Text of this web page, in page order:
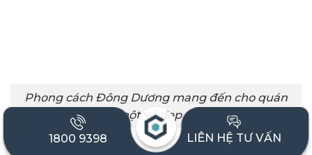
Phong cách Đông Dương mang đến cho quán
cafe một vẻ đẹp tinh tế
1800 9398
LIÊN HỆ TƯ VẤN